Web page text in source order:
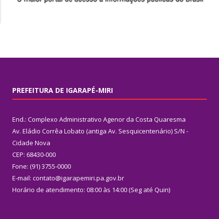
PREFEITURA DE IGARAPÉ-MIRI
End.: Complexo Administrativo Agenor da Costa Quaresma
Av. Eládio Corrêa Lobato (antiga Av. Sesquicentenário) S/N -
Cidade Nova
CEP: 68430-000
Fone: (91) 3755-0000
E-mail: contato@igarapemiri.pa.gov.br
Horário de atendimento: 08:00 às 14:00 (Seg até Quin)